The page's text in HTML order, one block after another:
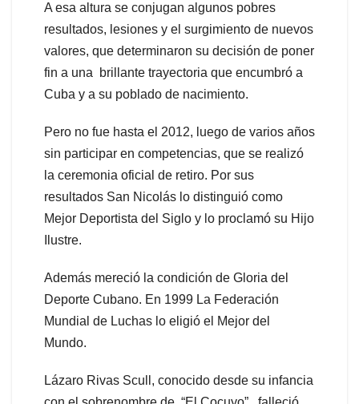
A esa altura se conjugan algunos pobres
resultados, lesiones y el surgimiento de nuevos
valores, que determinaron su decisión de poner
fin a una brillante trayectoria que encumbró a
Cuba y a su poblado de nacimiento.
Pero no fue hasta el 2012, luego de varios años
sin participar en competencias, que se realizó
la ceremonia oficial de retiro. Por sus
resultados San Nicolás lo distinguió como
Mejor Deportista del Siglo y lo proclamó su Hijo
Ilustre.
Además mereció la condición de Gloria del
Deporte Cubano. En 1999 La Federación
Mundial de Luchas lo eligió el Mejor del
Mundo.
Lázaro Rivas Scull, conocido desde su infancia